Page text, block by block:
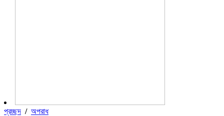
প্রচ্ছদ / অপরাধ